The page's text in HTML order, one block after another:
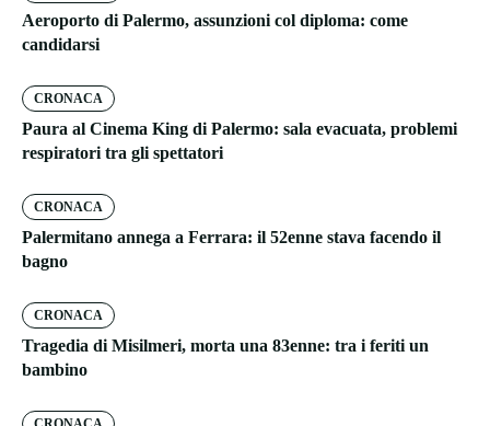
Aeroporto di Palermo, assunzioni col diploma: come
candidarsi
CRONACA
Paura al Cinema King di Palermo: sala evacuata, problemi
respiratori tra gli spettatori
CRONACA
Palermitano annega a Ferrara: il 52enne stava facendo il
bagno
CRONACA
Tragedia di Misilmeri, morta una 83enne: tra i feriti un
bambino